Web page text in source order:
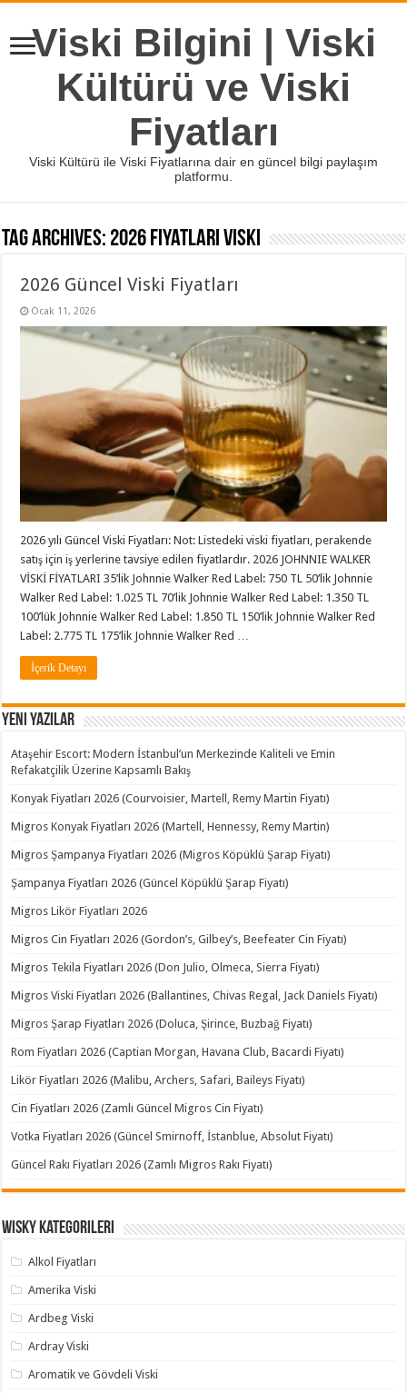
Viski Bilgini | Viski
Kültürü ve Viski
Fiyatları
Viski Kültürü ile Viski Fiyatlarına dair en güncel bilgi paylaşım
platformu.
Tag Archives: 2026 fiyatları viski
2026 Güncel Viski Fiyatları
Ocak 11, 2026
2026 yılı Güncel Viski Fiyatları: Not: Listedeki viski fiyatları, perakende
satış için iş yerlerine tavsiye edilen fiyatlardır. 2026 JOHNNIE WALKER
VİSKİ FİYATLARI 35’lik Johnnie Walker Red Label: 750 TL 50’lik Johnnie
Walker Red Label: 1.025 TL 70’lik Johnnie Walker Red Label: 1.350 TL
100’lük Johnnie Walker Red Label: 1.850 TL 150’lik Johnnie Walker Red
Label: 2.775 TL 175’lik Johnnie Walker Red …
İçerik Detayı
Yeni Yazılar
Ataşehir Escort: Modern İstanbul’un Merkezinde Kaliteli ve Emin
Refakatçilik Üzerine Kapsamlı Bakış
Konyak Fiyatları 2026 (Courvoisier, Martell, Remy Martin Fiyatı)
Migros Konyak Fiyatları 2026 (Martell, Hennessy, Remy Martin)
Migros Şampanya Fiyatları 2026 (Migros Köpüklü Şarap Fiyatı)
Şampanya Fiyatları 2026 (Güncel Köpüklü Şarap Fiyatı)
Migros Likör Fiyatları 2026
Migros Cin Fiyatları 2026 (Gordon’s, Gilbey’s, Beefeater Cin Fiyatı)
Migros Tekila Fiyatları 2026 (Don Julio, Olmeca, Sierra Fiyatı)
Migros Viski Fiyatları 2026 (Ballantines, Chivas Regal, Jack Daniels Fiyatı)
Migros Şarap Fiyatları 2026 (Doluca, Şirince, Buzbağ Fiyatı)
Rom Fiyatları 2026 (Captian Morgan, Havana Club, Bacardi Fiyatı)
Likör Fiyatları 2026 (Malibu, Archers, Safari, Baileys Fiyatı)
Cin Fiyatları 2026 (Zamlı Güncel Migros Cin Fiyatı)
Votka Fiyatları 2026 (Güncel Smirnoff, İstanblue, Absolut Fiyatı)
Güncel Rakı Fiyatları 2026 (Zamlı Migros Rakı Fiyatı)
Wisky Kategorileri
Alkol Fiyatları
Amerika Viski
Ardbeg Viski
Ardray Viski
Aromatik ve Gövdeli Viski